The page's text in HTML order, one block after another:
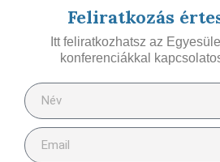
Feliratkozás
Itt feliratkozhatsz az
konferenciákkal